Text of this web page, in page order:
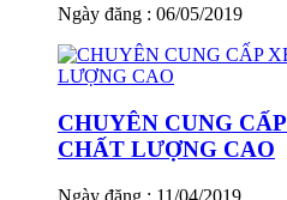
Ngày đăng : 06/05/2019
CHUYÊN CUNG
CHẤT LƯỢNG CAO
Ngày đăng : 11/04/2019